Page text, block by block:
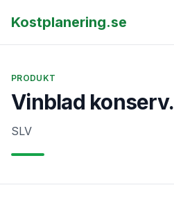
Kostplanering.se
PRODUKT
Vinblad konserv.
SLV